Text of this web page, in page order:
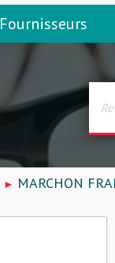
Fournisseurs
MARCHON